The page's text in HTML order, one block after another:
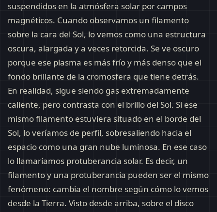
suspendidos en la atmósfera solar por campos
magnéticos. Cuando observamos un filamento
sobre la cara del Sol, lo vemos como una estructura
oscura, alargada y a veces retorcida. Se ve oscuro
porque ese plasma es más frío y más denso que el
fondo brillante de la cromosfera que tiene detrás.
En realidad, sigue siendo gas extremadamente
caliente, pero contrasta con el brillo del Sol. Si ese
mismo filamento estuviera situado en el borde del
Sol, lo veríamos de perfil, sobresaliendo hacia el
espacio como una gran nube luminosa. En ese caso
lo llamaríamos protuberancia solar. Es decir, un
filamento y una protuberancia pueden ser el mismo
fenómeno: cambia el nombre según cómo lo vemos
desde la Tierra. Visto desde arriba, sobre el disco